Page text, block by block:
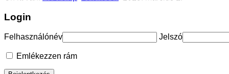
Login
Felhasználónév Jelszó
Emlékezzen rám